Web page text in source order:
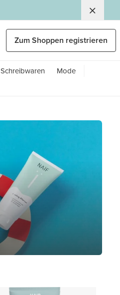
Zum Shoppen registrieren
Schreibwaren
Mode